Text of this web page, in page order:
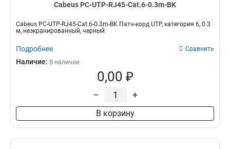
Cabeus PC-UTP-RJ45-Cat.6-0.3m-BK
Cabeus PC-UTP-RJ45-Cat.6-0.3m-BK Патч-корд UTP, категория 6, 0.3
м, неэкранированный, черный
Подробнее Сравнить
Наличие: В наличии
0,00 ₽
– +
В корзину